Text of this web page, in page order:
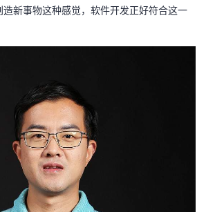
新事物这种感觉，软件开发正好符合这一